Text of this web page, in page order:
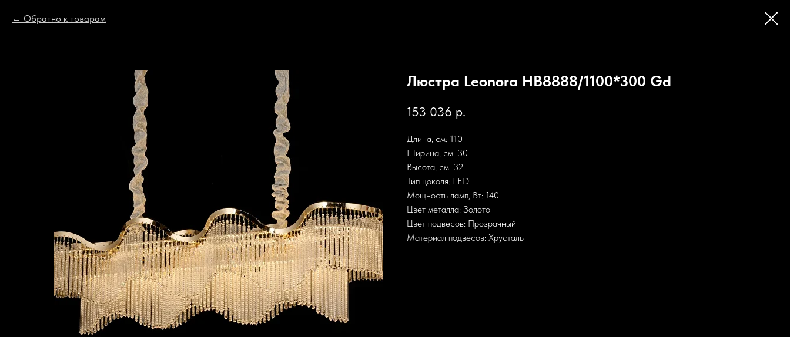
Обратно к товарам
Люстра Leonora HB8888/1100*300 Gd
153 036 р.
Длина, см: 110
Ширина, см: 30
Высота, см: 32
Тип цоколя: LED
Мощность ламп, Вт: 140
Цвет металла: Золото
Цвет подвесов: Прозрачный
Материал подвесов: Хрусталь